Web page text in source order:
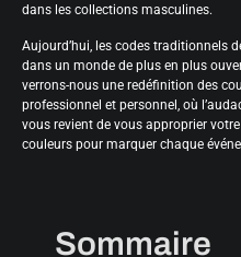
dans les collections masculines.
Aujourd’hui, les codes traditionnels
dans un monde de plus en plus
verrons-nous une redéfinition des
professionnel et personnel, où
vous revient de vous approprier
couleurs pour marquer chaque
Sommaire